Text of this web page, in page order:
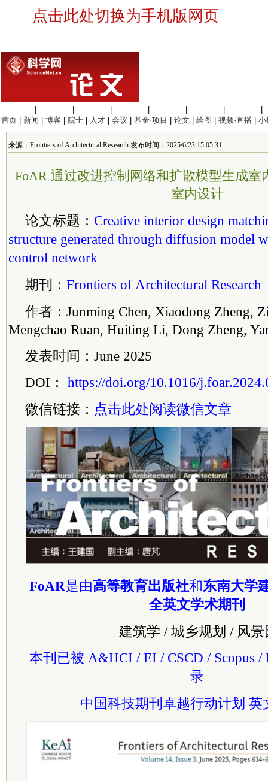
点击此处切换为手机版网页
首页
新闻 博客 院士 人才 会议 基金·项目 论文 绘图 视频·直播 小
来源：Frontiers of Architectural Research 发布时间：2025/6/23 15:05:31
FoAR 通过改进控制网络和扩散模型生成室
室内设计
论文标题： Creative interior design
structure generated through diffusion model
control network
期刊： Frontiers of Architectural Research
作者：Junming Chen, Xiaodong Zheng,
Mengchao Ruan, Huiting Li, Dong Zheng,
发表时间：June 2025
DOI：
https://doi.org/10.1016/
微信链接： 点击此处阅读微信文章
FoAR是由高等教育出版社和东南大学
全英文学术期刊
建筑学 / 城乡规划 / 风
本刊已被 A&HCI / EI / CSCD / Scopus /
录
中国科技期刊卓越行动计划 英